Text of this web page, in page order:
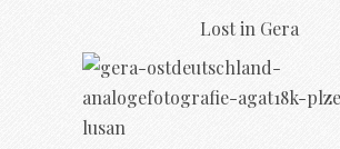
Lost in Gera